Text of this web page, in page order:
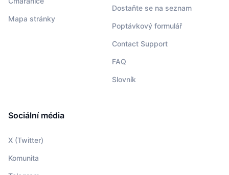
Mapa stránky
Dostaňte se na seznam
Poptávkový formulář
Contact Support
FAQ
Slovník
Sociální média
X (Twitter)
Komunita